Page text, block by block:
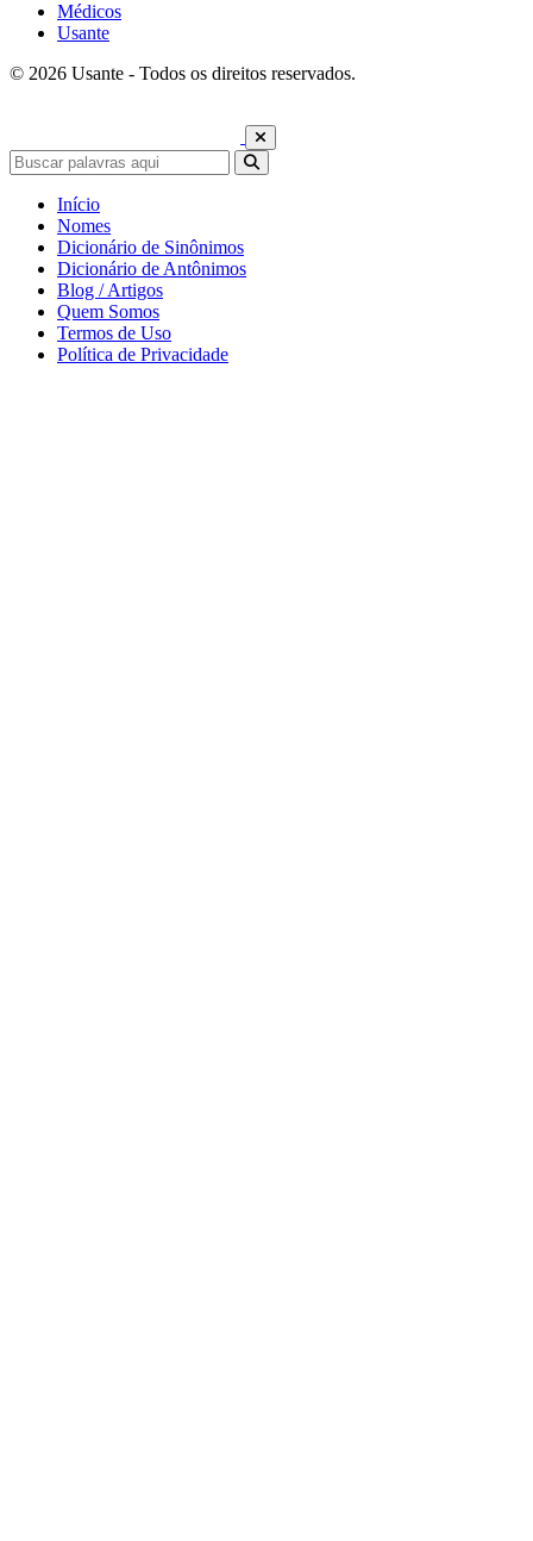
Médicos
Usante
© 2026 Usante - Todos os direitos reservados.
Início
Nomes
Dicionário de Sinônimos
Dicionário de Antônimos
Blog / Artigos
Quem Somos
Termos de Uso
Política de Privacidade